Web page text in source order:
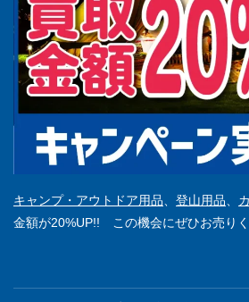
キャンプ・アウトドア用品 登山用品
金額が20%UP!! この機会にぜひお売りく